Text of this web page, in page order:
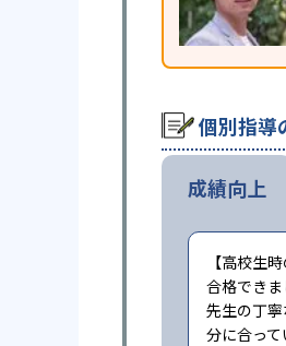
個別指導
成績向上
【高校生
合格でき
先生の丁
分に合っ